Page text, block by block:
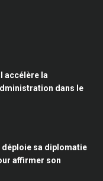
accélère la
dans le
déploie sa diplomatie
affirmer son